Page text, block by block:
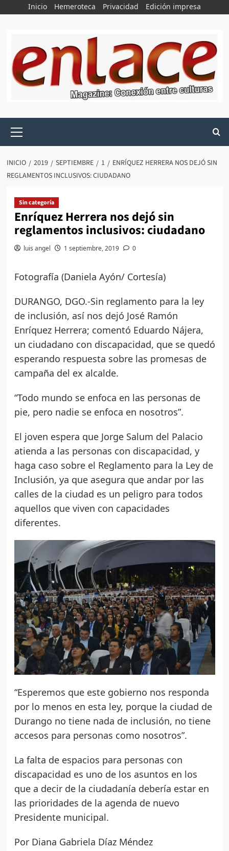
Inicio Hemeroteca Privacidad Edición impresa
principal
INICIO 2019 SEPTIEMBRE 1
ENRÍQUEZ HERRERA NOS DEJÓ SIN
REGLAMENTOS INCLUSIVOS: CIUDADANO
Sin categoría
Enríquez Herrera nos dejó sin
reglamentos inclusivos: ciudadano
luis angel 1 septiembre, 2019 0
Fotografía (Daniela Ayón/ Cortesía)
DURANGO, DGO.-Sin reglamento para la ley
de inclusión, así nos dejó José Ramón
Enríquez Herrera; comentó Eduardo Nájera,
un ciudadano con discapacidad, que se quedó
esperando respuesta sobre las promesas de
campaña del ex alcalde.
“Todo mundo se enfoca en las personas de
pie, pero nadie se enfoca en nosotros”.
El joven espera que Jorge Salum del Palacio
atienda a las personas con discapacidad, y
haga caso sobre el Reglamento para la Ley de
Inclusión, ya que asegura que andar por las
calles de la ciudad es un peligro para todos
aquellos que viven con capacidades
diferentes.
“Esperemos que este gobierno nos responda
por lo menos en esta ley, porque la ciudad de
Durango no tiene nada de inclusión, no tiene
accesos para personas como nosotros”.
La falta de espacios para personas con
discapacidad es uno de los asuntos en los
que a decir de la ciudadanía debería estar en
las prioridades de la agenda de nuevo
Presidente municipal.
Por Diana Gabriela Díaz Méndez